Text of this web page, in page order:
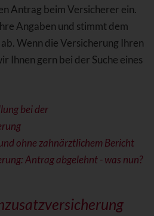
Antrag beim Versicherer ein.
Angaben und stimmt dem
Wenn die Versicherung Ihren
Ihnen gern bei der Suche eines
bei der
ohne zahnärztlichem Bericht
Antrag abgelehnt - was nun?